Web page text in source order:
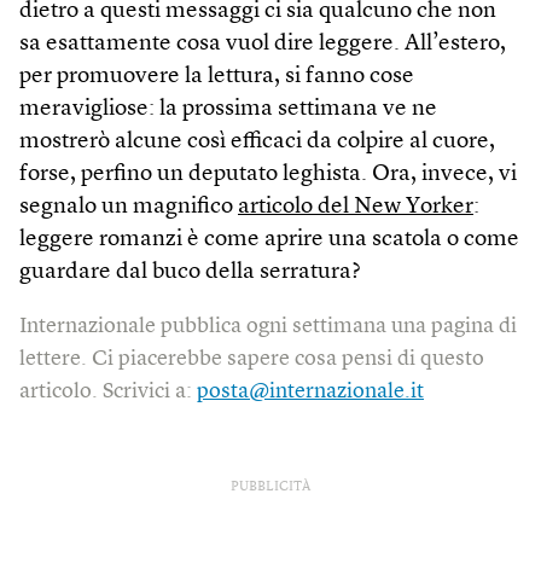
dietro a questi messaggi ci sia qualcuno che non
sa esattamente cosa vuol dire leggere. All’estero,
per promuovere la lettura, si fanno cose
meravigliose: la prossima settimana ve ne
mostrerò alcune così efficaci da colpire al cuore,
forse, perfino un deputato leghista. Ora, invece, vi
segnalo un magnifico articolo del New Yorker:
leggere romanzi è come aprire una scatola o come
guardare dal buco della serratura?
Internazionale pubblica ogni settimana una pagina di
lettere. Ci piacerebbe sapere cosa pensi di questo
articolo. Scrivici a: posta@internazionale.it
PUBBLICITÀ